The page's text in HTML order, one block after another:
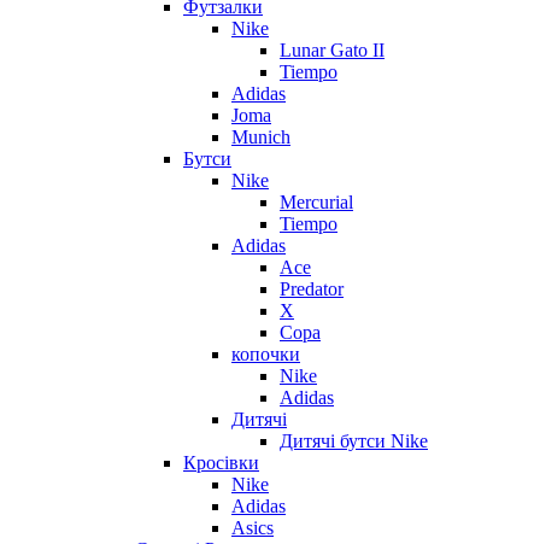
Футзалки
Nike
Lunar Gato II
Tiempo
Adidas
Joma
Munich
Бутси
Nike
Mercurial
Tiempo
Adidas
Ace
Predator
X
Copa
копочки
Nike
Adidas
Дитячі
Дитячі бутси Nike
Кросівки
Nike
Adidas
Asics